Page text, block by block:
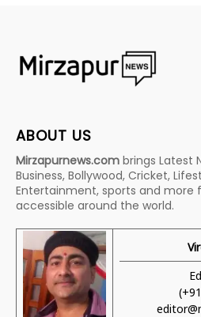
ABOUT US
Mirzapurnews.com brings Latest
Business, Bollywood, Cricket,
Entertainment, sports and more
accessible around the world.